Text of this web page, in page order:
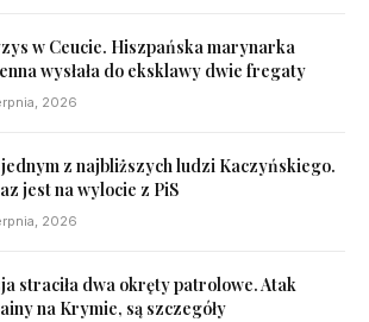
w Ceucie. Hiszpańska marynarka
wysłała do eksklawy dwie fregaty
2026
jednym z najbliższych ludzi Kaczyńskiego.
jest na wylocie z PiS
2026
straciła dwa okręty patrolowe. Atak
na Krymie, są szczegóły